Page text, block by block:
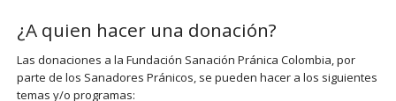
¿A quien hacer una donación?
Las donaciones a la Fundación Sanación Pránica Colombia, por
parte de los Sanadores Pránicos, se pueden hacer a los siguientes
temas y/o programas: